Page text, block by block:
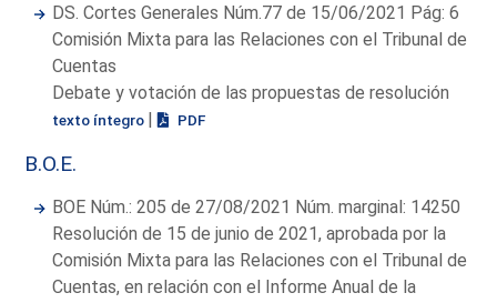
DS. Cortes Generales Núm.77 de 15/06/2021 Pág: 6
Comisión Mixta para las Relaciones con el Tribunal de
Cuentas
Debate y votación de las propuestas de resolución
texto íntegro | PDF
B.O.E.
BOE Núm.: 205 de 27/08/2021 Núm. marginal: 14250
Resolución de 15 de junio de 2021, aprobada por la
Comisión Mixta para las Relaciones con el Tribunal de
Cuentas, en relación con el Informe Anual de la